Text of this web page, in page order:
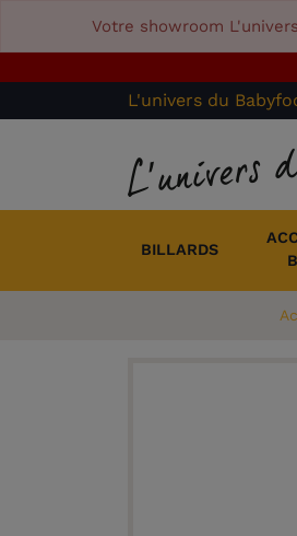
Votre showroom
L'univers du
BILLARDS